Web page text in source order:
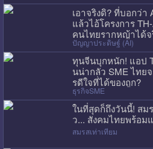
เอาจริงดิ? ที่บอกว่า
แล้วไอ้โครงการ
คนไทยรากหญ้าได้จ
ปัญญาประดิษฐ์ (AI)
ทุนจีนบุกหนัก! แอป
นน่ากลัว SME ไทย
รดีใจที่ได้ของถูก?
ธุรกิจSME
ในที่สุดก็ถึงวันนี้! สม
ว... สังคมไทยพร้อ
สมรสเท่าเทียม